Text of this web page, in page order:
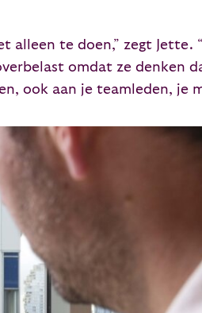
alleen te doen,” zegt Jette.
omdat ze denken
ook aan je teamleden, je